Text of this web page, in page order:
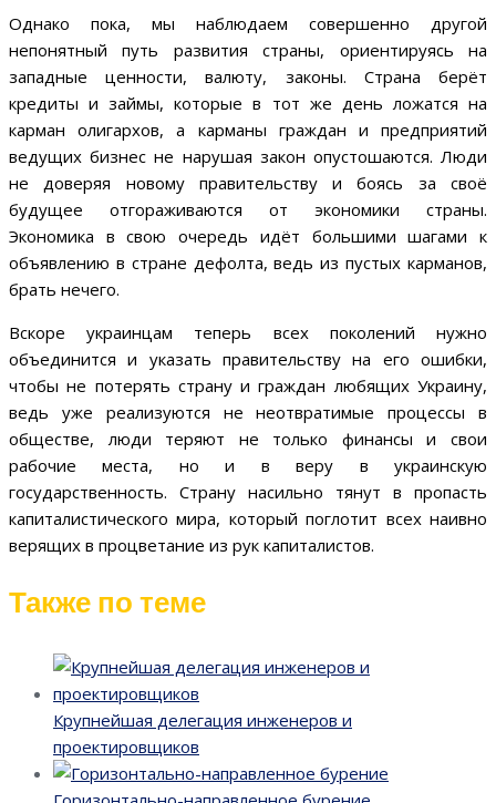
Однако пока, мы наблюдаем совершенно другой
непонятный путь развития страны, ориентируясь на
западные ценности, валюту, законы. Страна берёт
кредиты и займы, которые в тот же день ложатся на
карман олигархов, а карманы граждан и предприятий
ведущих бизнес не нарушая закон опустошаются. Люди
не доверяя новому правительству и боясь за своё
будущее отгораживаются от экономики страны.
Экономика в свою очередь идёт большими шагами к
объявлению в стране дефолта, ведь из пустых карманов,
брать нечего.
Вскоре украинцам теперь всех поколений нужно
объединится и указать правительству на его ошибки,
чтобы не потерять страну и граждан любящих Украину,
ведь уже реализуются не неотвратимые процессы в
обществе, люди теряют не только финансы и свои
рабочие места, но и в веру в украинскую
государственность. Страну насильно тянут в пропасть
капиталистического мира, который поглотит всех наивно
верящих в процветание из рук капиталистов.
Также по теме
Крупнейшая делегация инженеров и
проектировщиков